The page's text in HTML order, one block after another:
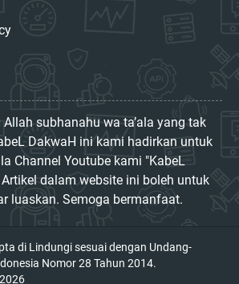
subhanahu wa ta’ala yang tak
DakwaH ini kami hadirkan untuk
Channel Youtube kami "KabeL
dalam website ini boleh untuk
luaskan. Semoga bermanfaat.
di Lindungi sesuai dengan Undang-
Nomor 28 Tahun 2014.
2026